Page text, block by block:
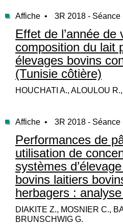
Affiche • 3R 2018 -
Effet de l’année de
composition du lait
élevages bovins
(Tunisie côtière)
HOUCHATI A., ALOULOU
Affiche • 3R 2018 -
Performances de
utilisation de
systèmes
bovins laitiers
herbagers :
DIAKITE Z., MOSNIER C.,
BRUNSCHWIG G.